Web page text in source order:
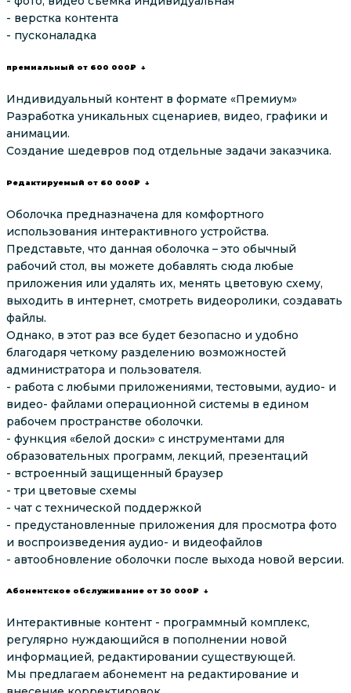
- верстка контента
- пусконаладка
премиальный от 600 000₽ ↓
Индивидуальный контент в формате «Премиум»
Разработка уникальных сценариев, видео, графики и
анимации.
Создание шедевров под отдельные задачи заказчика.
Редактируемый от 60 000₽ ↓
Оболочка предназначена для комфортного
использования интерактивного устройства.
Представьте, что данная оболочка – это обычный
рабочий стол, вы можете добавлять сюда любые
приложения или удалять их, менять цветовую схему,
выходить в интернет, смотреть видеоролики, создавать
файлы.
Однако, в этот раз все будет безопасно и удобно
благодаря четкому разделению возможностей
администратора и пользователя.
- работа с любыми приложениями, тестовыми, аудио- и
видео- файлами операционной системы в едином
рабочем пространстве оболочки.
- функция «белой доски» с инструментами для
образовательных программ, лекций, презентаций
- встроенный защищенный браузер
- три цветовые схемы
- чат с технической поддержкой
- предустановленные приложения для просмотра фото
и воспроизведения аудио- и видеофайлов
- автообновление оболочки после выхода новой версии.
Абонентское обслуживание от 30 000₽ ↓
Интерактивные контент - программный комплекс,
регулярно нуждающийся в пополнении новой
информацией, редактировании существующей.
Мы предлагаем абонемент на редактирование и